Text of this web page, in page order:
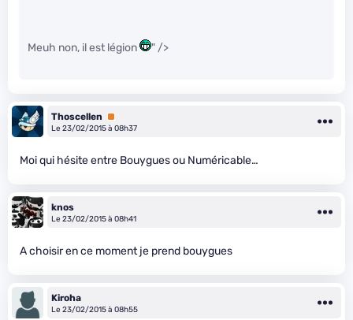
Meuh non, il est légion " />
Thoscellen
Premium
Le 23/02/2015 à 08h37
Moi qui hésite entre Bouygues ou Numéricable…
knos
Le 23/02/2015 à 08h41
A choisir en ce moment je prend bouygues
Kiroha
Le 23/02/2015 à 08h55